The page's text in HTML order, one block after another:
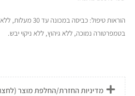
הוראות טיפול: כביסה
בטמפרטורה נמוכה, ללא גיהוץ, ללא ניקוי יבש.
מדיניות החזרת/החלפת מוצר